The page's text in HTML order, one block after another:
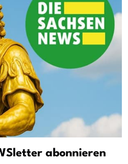
abonnieren